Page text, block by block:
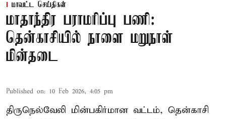
மாவட்ட செய்திகள்
மாதாந்திர பராமரிப்பு பணி:
தென்காசியில் நாளை மறுநாள்
மின்தடை
Published on: 10 Feb 2026, 4:05 pm
திருநெல்வேலி மின்பகிர்மான வட்டம், தென்காசி